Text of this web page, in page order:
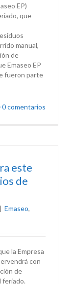
EP)
que
manual,
de
Emaseo EP
fueron parte
0 comentarios
este
de
| Emaseo,
la Empresa
con
de
feriado.